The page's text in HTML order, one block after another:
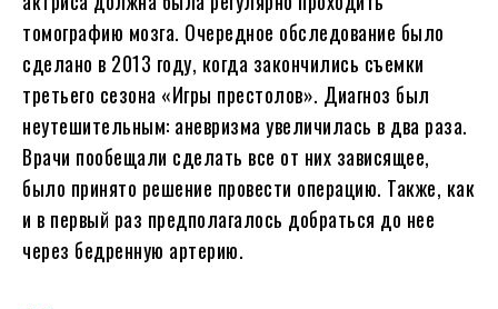
томографию мозга. Очередное обследование было
сделано в 2013 году, когда закончились съемки
третьего сезона «Игры престолов». Диагноз был
неутешительным: аневризма увеличилась в два раза.
Врачи пообещали сделать все от них зависящее,
было принято решение провести операцию. Также, как
и в первый раз предполагалось добраться до нее
через бедренную артерию.